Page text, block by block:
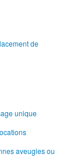
de
unique
aveugles ou